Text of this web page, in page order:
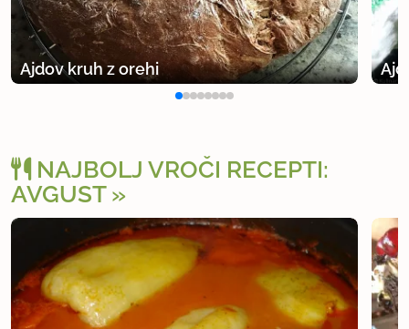
Ajdov kruh z orehi
NAJBOLJ VROČI RECEPTI:
AVGUST